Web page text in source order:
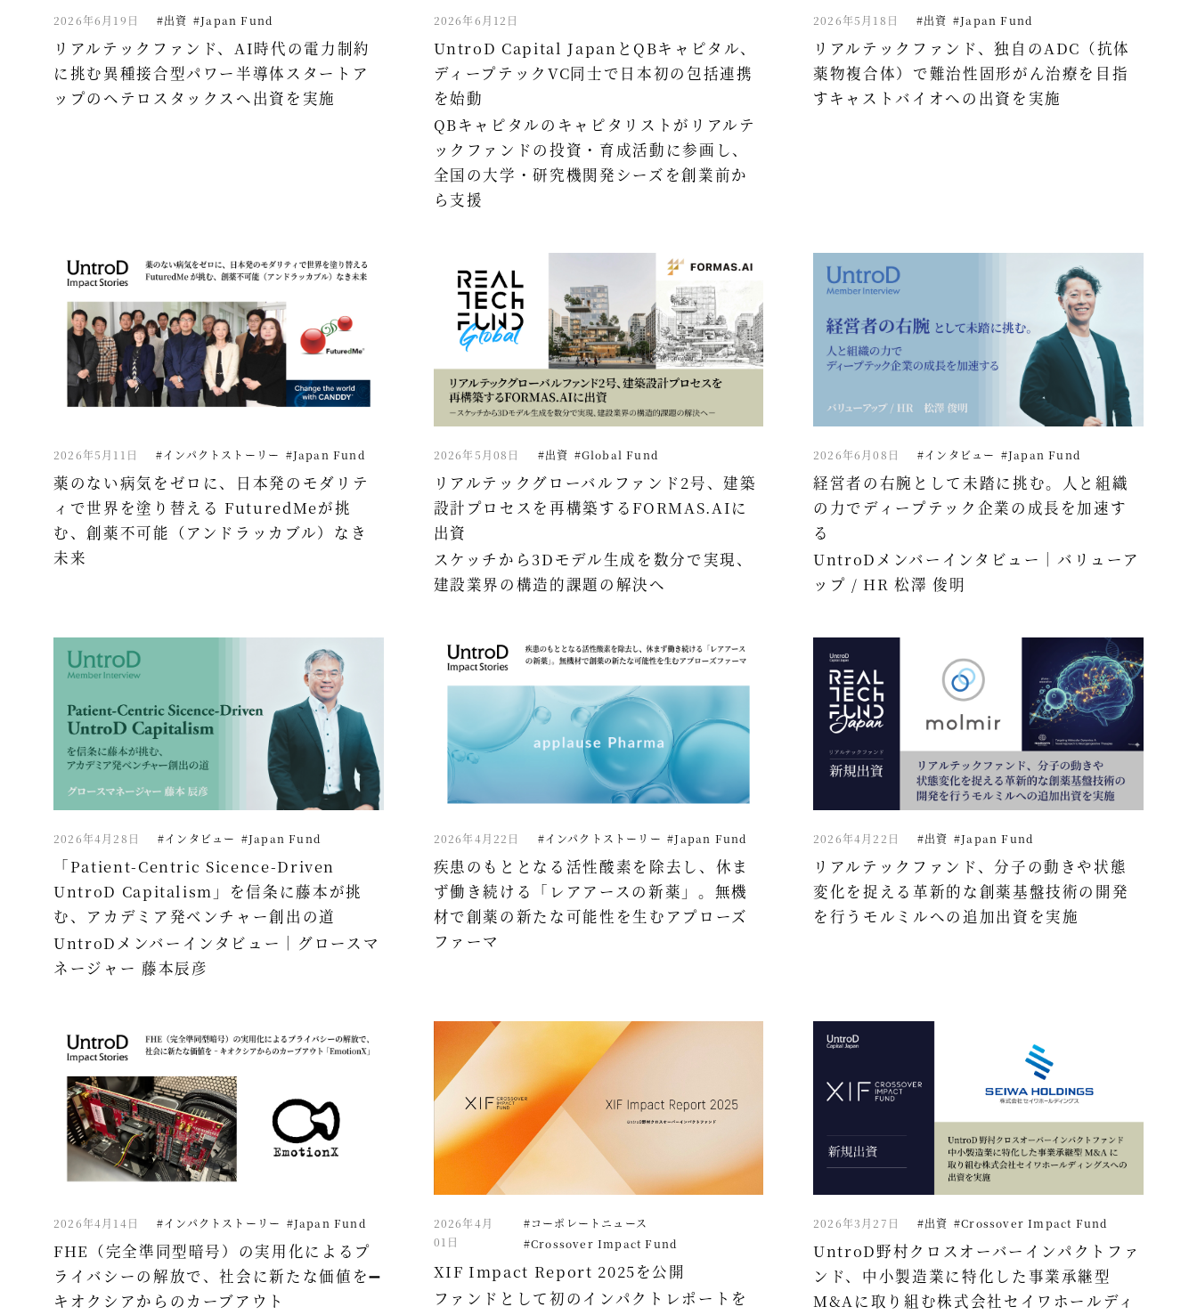
2026年6月19日 #出資 #Japan Fund
リアルテックファンド、AI時代の電力制約
に挑む異種接合型パワー半導体スタートア
ップのヘテロスタックスへ出資を実施
2026年6月12日
UntroD Capital JapanとQBキャピタル、
ディープテックVC同士で日本初の包括連携
を始動
QBキャピタルのキャピタリストがリアルテ
ックファンドの投資・育成活動に参画し、
全国の大学・研究機関発シーズを創業前か
ら支援
2026年5月18日 #出資 #Japan Fund
リアルテックファンド、独自のADC（抗体
薬物複合体）で難治性固形がん治療を目指
すキャストバイオへの出資を実施
2026年5月11日 #インパクトストーリー #Japan Fund
薬のない病気をゼロに、日本発のモダリテ
ィで世界を塗り替える FuturedMeが挑
む、創薬不可能（アンドラッカブル）なき
未来
2026年5月08日 #出資 #Global Fund
リアルテックグローバルファンド2号、建築
設計プロセスを再構築するFORMAS.AIに
出資
スケッチから3Dモデル生成を数分で実現、
建設業界の構造的課題の解決へ
2026年6月08日 #インタビュー #Japan Fund
経営者の右腕として未踏に挑む。人と組織
の力でディープテック企業の成長を加速す
る
UntroDメンバーインタビュー｜バリューア
ップ / HR 松澤 俊明
2026年4月28日 #インタビュー #Japan Fund
「Patient-Centric Sicence-Driven
UntroD Capitalism」を信条に藤本が挑
む、アカデミア発ベンチャー創出の道
UntroDメンバーインタビュー｜グロースマ
ネージャー 藤本辰彦
2026年4月22日 #インパクトストーリー #Japan Fund
疾患のもととなる活性酸素を除去し、休ま
ず働き続ける「レアアースの新薬」。無機
材で創薬の新たな可能性を生むアプローズ
ファーマ
2026年4月22日 #出資 #Japan Fund
リアルテックファンド、分子の動きや状態
変化を捉える革新的な創薬基盤技術の開発
を行うモルミルへの追加出資を実施
2026年4月14日 #インパクトストーリー #Japan Fund
FHE（完全準同型暗号）の実用化によるプ
ライバシーの解放で、社会に新たな価値を➖
キオクシアからのカーブアウト
2026年4月
01日
#コーポレートニュース
#Crossover Impact Fund
XIF Impact Report 2025を公開
ファンドとして初のインパクトレポートを
2026年3月27日 #出資 #Crossover Impact Fund
UntroD野村クロスオーバーインパクトファ
ンド、中小製造業に特化した事業承継型
M&Aに取り組む株式会社セイワホールディ